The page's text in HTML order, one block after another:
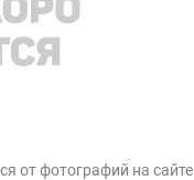
от фотографий на сайте